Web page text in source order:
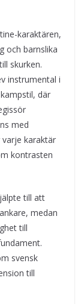
karaktären,
och barnslika
skurken.
instrumental i
där
med
karaktär
kontrasten
till att
medan
till
svensk
till